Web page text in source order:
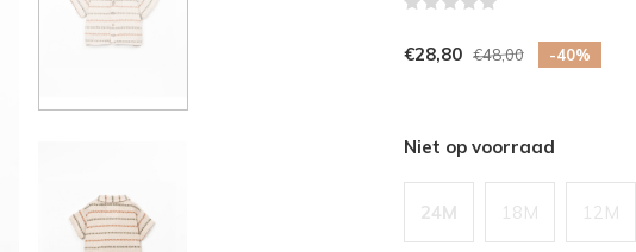
€28,80 €48,00 -40%
Niet op voorraad
24M 18M 12M